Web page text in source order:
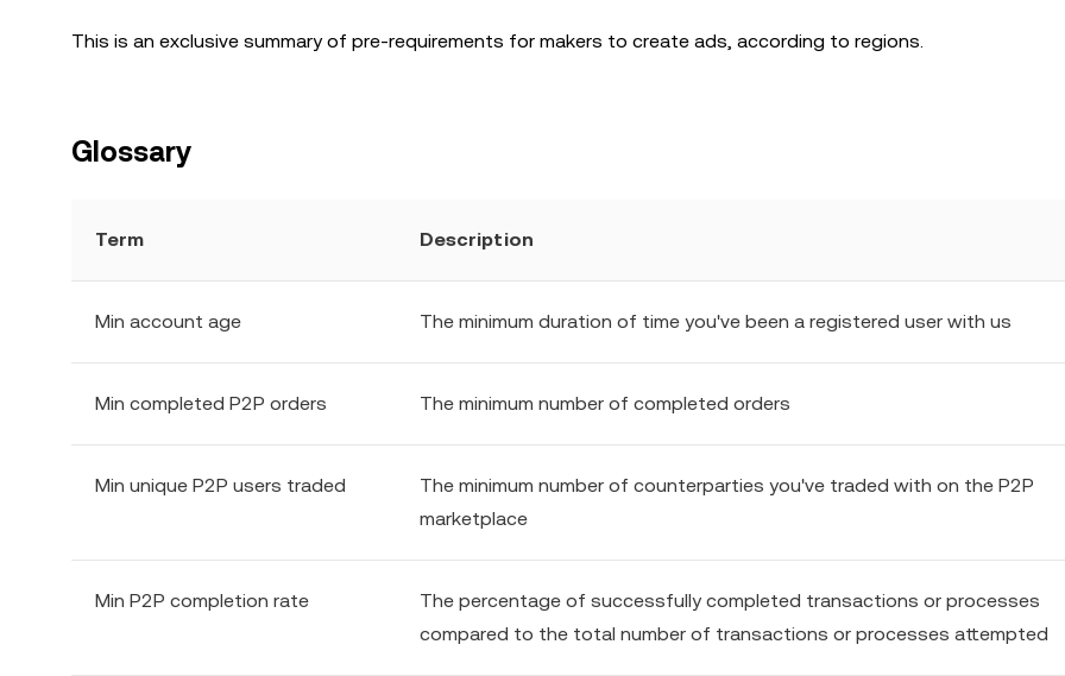
This is an exclusive summary of pre-requirements for makers to create ads, according to regions.
Glossary
Term Description
Min account age The minimum duration of time you've been a registered user with us
Min completed P2P orders The minimum number of completed orders
Min unique P2P users traded
The minimum number of counterparties you've traded with on the P2P
marketplace
Min P2P completion rate
The percentage of successfully completed transactions or processes
compared to the total number of transactions or processes attempted